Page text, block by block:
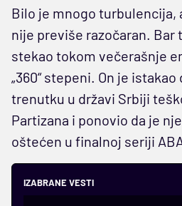
Bilo je mnogo turbulencija,
nije previše razočaran. Bar
stekao tokom večerašnje
„360“ stepeni. On je istakao
trenutku u državi Srbiji
Partizana i ponovio da je
oštećen u finalnoj seriji
IZABRANE VESTI